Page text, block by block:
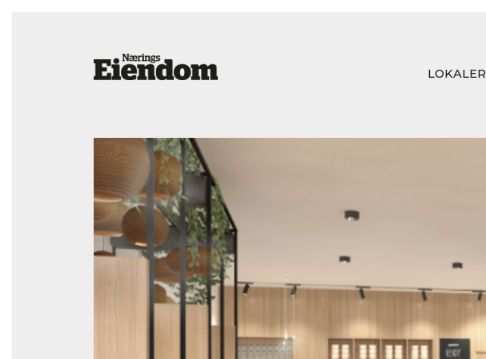
LOKALER